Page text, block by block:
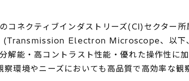
ネクティブインダストリーズ(CI)セクター
(Transmission Electron Microscope、以
能・高コントラスト性能・優れた操作性に
環境やニーズにおいても高品質で高効率な観